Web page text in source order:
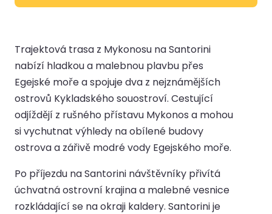
Trajektová trasa z Mykonosu na Santorini
nabízí hladkou a malebnou plavbu přes
Egejské moře a spojuje dva z nejznámějších
ostrovů Kykladského souostroví. Cestující
odjíždějí z rušného přístavu Mykonos a mohou
si vychutnat výhledy na obílené budovy
ostrova a zářivě modré vody Egejského moře.
Po příjezdu na Santorini návštěvníky přivítá
úchvatná ostrovní krajina a malebné vesnice
rozkládající se na okraji kaldery. Santorini je